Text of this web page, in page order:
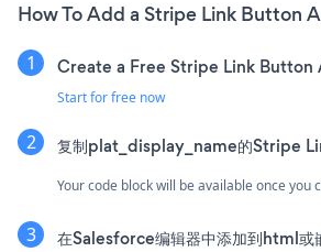
How To Add a Stripe Link Button
Create a Free Stripe Link Button
Start for free now
复制plat_display_name的Stripe
Your code block will be available once you
在Salesforce编辑器中添加到html或